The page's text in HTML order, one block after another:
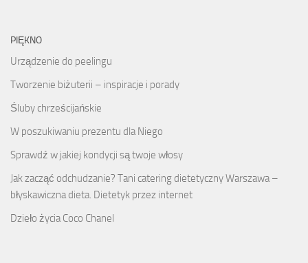
PIĘKNO
Urządzenie do peelingu
Tworzenie biżuterii – inspiracje i porady
Śluby chrześcijańskie
W poszukiwaniu prezentu dla Niego
Sprawdź w jakiej kondycji są twoje włosy
Jak zacząć odchudzanie? Tani catering dietetyczny Warszawa –
błyskawiczna dieta. Dietetyk przez internet
Dzieło życia Coco Chanel